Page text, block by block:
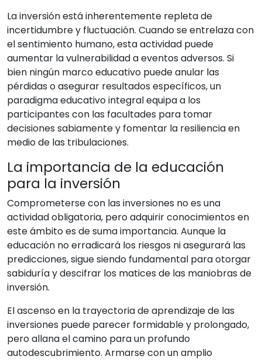
La inversión está inherentemente repleta de
incertidumbre y fluctuación. Cuando se entrelaza con
el sentimiento humano, esta actividad puede
aumentar la vulnerabilidad a eventos adversos. Si
bien ningún marco educativo puede anular las
pérdidas o asegurar resultados específicos, un
paradigma educativo integral equipa a los
participantes con las facultades para tomar
decisiones sabiamente y fomentar la resiliencia en
medio de las tribulaciones.
La importancia de la educación
para la inversión
Comprometerse con las inversiones no es una
actividad obligatoria, pero adquirir conocimientos en
este ámbito es de suma importancia. Aunque la
educación no erradicará los riesgos ni asegurará las
predicciones, sigue siendo fundamental para otorgar
sabiduría y descifrar los matices de las maniobras de
inversión.
El ascenso en la trayectoria de aprendizaje de las
inversiones puede parecer formidable y prolongado,
pero allana el camino para un profundo
autodescubrimiento. Armarse con un amplio